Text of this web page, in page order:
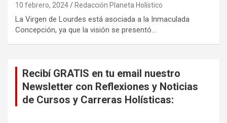
10 febrero, 2024 Redacción Planeta Holístico
La Virgen de Lourdes está asociada a la Inmaculada
Concepción, ya que la visión se presentó…
Recibí GRATIS en tu email nuestro
Newsletter con Reflexiones y Noticias
de Cursos y Carreras Holísticas: